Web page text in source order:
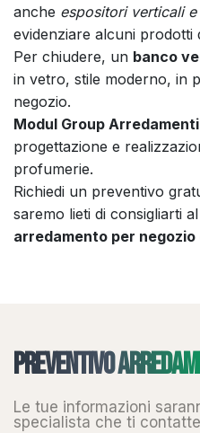
anche espositori verticali
evidenziare alcuni prodotti
Per chiudere, un banco
in vetro, stile moderno, in
negozio.
Modul Group Arredamenti
progettazione e
profumerie.
Richiedi un preventivo
saremo lieti di consigliarti
arredamento per
Preventivo
Le tue informazioni
specialista che ti